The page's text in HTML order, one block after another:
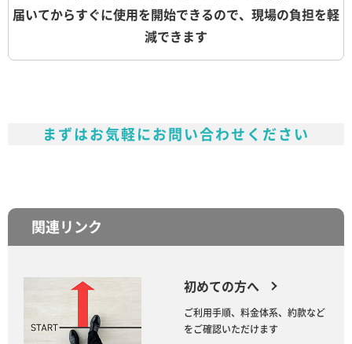
届いてからすぐに使用を開始できるので、現場の負担を軽
減できます
まずはお気軽にお問い合わせください
関連リンク
初めての方へ
ご利用手順、料金体系、約款など
をご確認いただけます